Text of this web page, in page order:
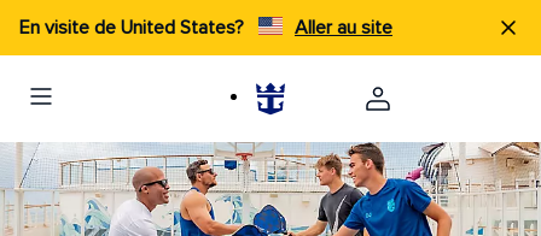
En visite de United States? Aller au site